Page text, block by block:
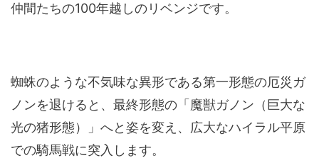
仲間たちの100年越しのリベンジです。
蜘蛛のような不気味な異形である第一形態の厄災ガ
ノンを退けると、最終形態の「魔獣ガノン（巨大な
光の猪形態）」へと姿を変え、広大なハイラル平原
での騎馬戦に突入します。